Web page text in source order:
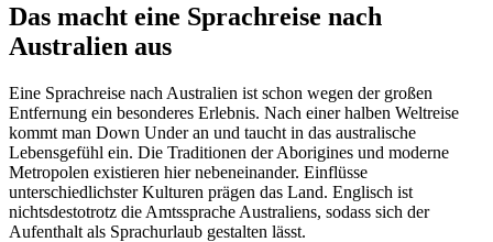
Das macht eine Sprachreise nach
Australien aus
Eine Sprachreise nach Australien ist schon wegen der großen
Entfernung ein besonderes Erlebnis. Nach einer halben Weltreise
kommt man Down Under an und taucht in das australische
Lebensgefühl ein. Die Traditionen der Aborigines und moderne
Metropolen existieren hier nebeneinander. Einflüsse
unterschiedlichster Kulturen prägen das Land. Englisch ist
nichtsdestotrotz die Amtssprache Australiens, sodass sich der
Aufenthalt als Sprachurlaub gestalten lässt.